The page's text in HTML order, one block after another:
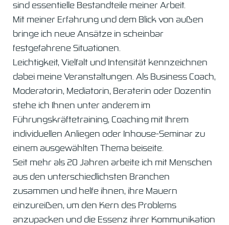
sind essentielle Bestandteile meiner Arbeit.
Mit meiner Erfahrung und dem Blick von außen
bringe ich neue Ansätze in scheinbar
festgefahrene Situationen.
Leichtigkeit, Vielfalt und Intensität kennzeichnen
dabei meine Veranstaltungen. Als Business Coach,
Moderatorin, Mediatorin, Beraterin oder Dozentin
stehe ich Ihnen unter anderem im
Führungskräftetraining, Coaching mit Ihrem
individuellen Anliegen oder Inhouse-Seminar zu
einem ausgewählten Thema beiseite.
Seit mehr als 20 Jahren arbeite ich mit Menschen
aus den unterschiedlichsten Branchen
zusammen und helfe ihnen, ihre Mauern
einzureißen, um den Kern des Problems
anzupacken und die Essenz ihrer Kommunikation